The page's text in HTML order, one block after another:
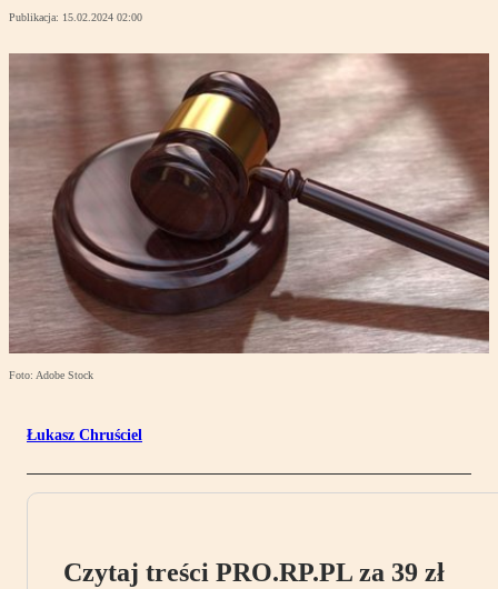
Publikacja: 15.02.2024 02:00
Foto: Adobe Stock
Łukasz Chruściel
Czytaj treści PRO.RP.PL za 39 zł